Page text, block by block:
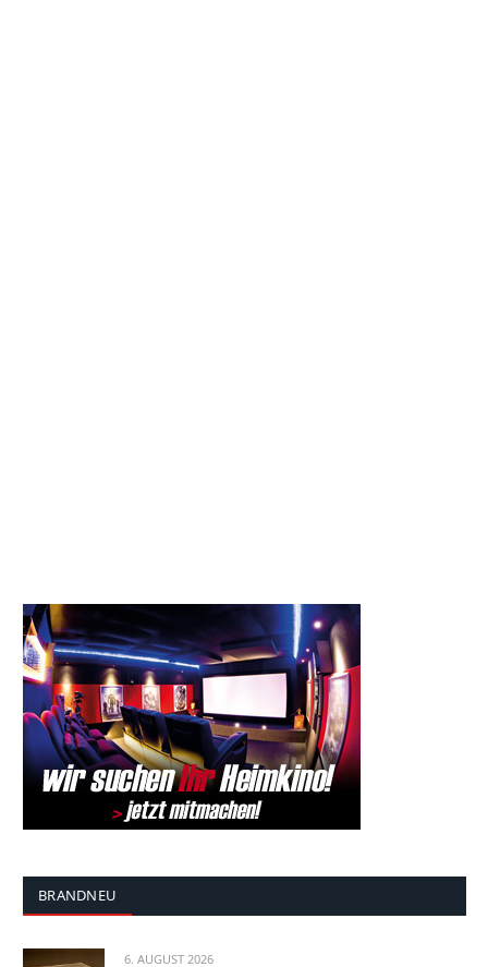
BRANDNEU
6. AUGUST 2026